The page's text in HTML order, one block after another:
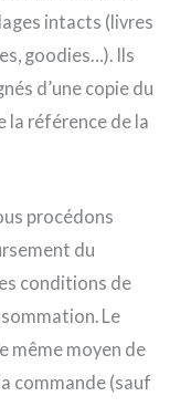
intacts (livres
goodies…). Ils
d’une copie du
la référence de la
procédons
du
conditions de
Le
même moyen de
commande (sauf